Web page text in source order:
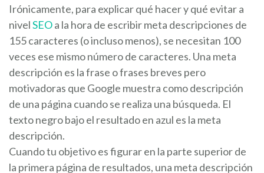
Irónicamente, para explicar qué hacer y qué evitar a
nivelSEOa la hora de escribir meta descripciones de
155 caracteres (o incluso menos), se necesitan 100
veces ese mismo número de caracteres. Una meta
descripción es la frase o frases breves pero
motivadoras que Google muestra como descripción
de una página cuando se realiza una búsqueda. El
texto negro bajo el resultado en azul es la meta
descripción.
Cuando tu objetivo es figurar en la parte superior de
la primera página de resultados, una meta descripción